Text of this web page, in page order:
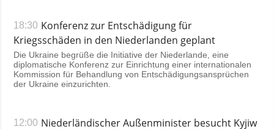
18:30 Konferenz zur Entschädigung für
Kriegsschäden in den Niederlanden geplant
Die Ukraine begrüße die Initiative der Niederlande, eine
diplomatische Konferenz zur Einrichtung einer internationalen
Kommission für Behandlung von Entschädigungsansprüchen
der Ukraine einzurichten.
12:00 Niederländischer Außenminister besucht Kyjiw